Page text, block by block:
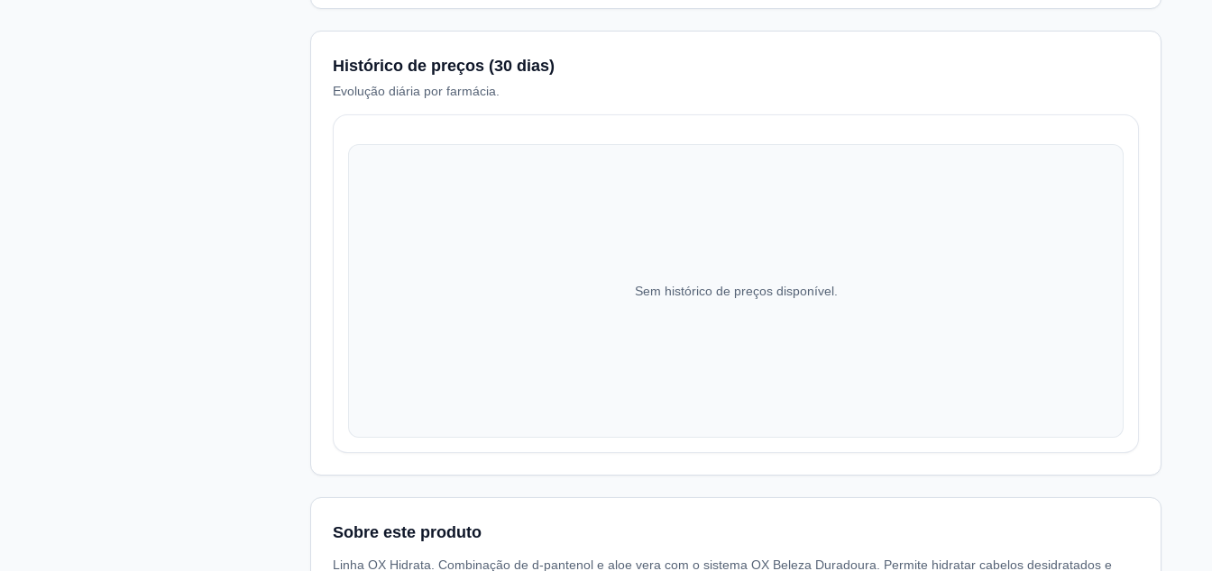
Histórico de preços (30 dias)
Evolução diária por farmácia.
Sem histórico de preços disponível.
Sobre este produto
Linha OX Hidrata. Combinação de d-pantenol e aloe vera com o sistema OX Beleza Duradoura. Permite hidratar cabelos desidratados e